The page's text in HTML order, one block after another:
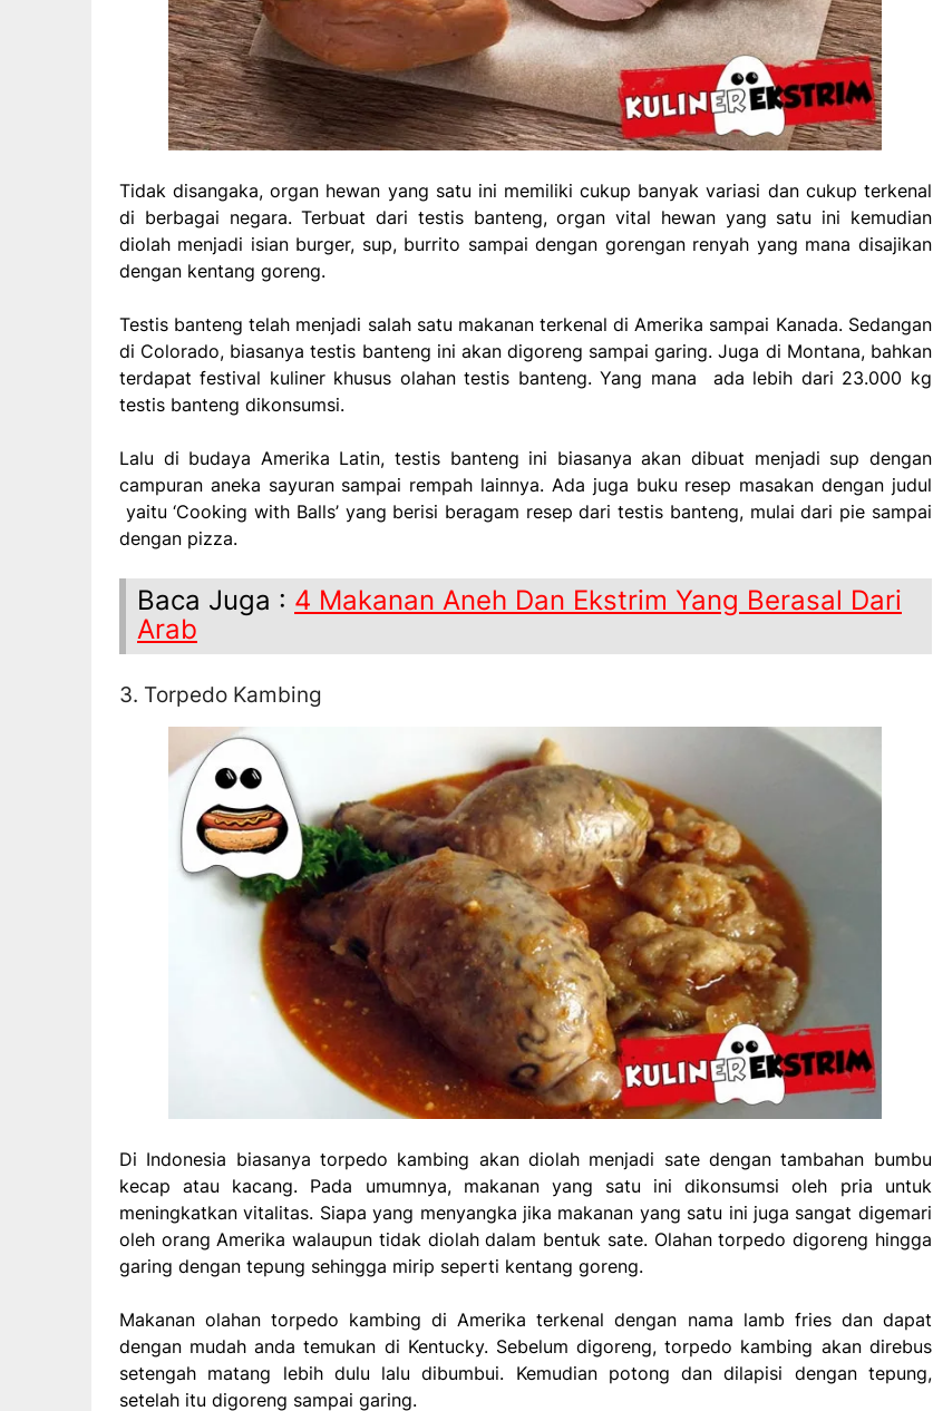
Tidak disangaka, organ hewan yang satu ini memiliki cukup banyak variasi dan cukup terkenal
di berbagai negara. Terbuat dari testis banteng, organ vital hewan yang satu ini kemudian
diolah menjadi isian burger, sup, burrito sampai dengan gorengan renyah yang mana disajikan
dengan kentang goreng.
Testis banteng telah menjadi salah satu makanan terkenal di Amerika sampai Kanada. Sedangan
di Colorado, biasanya testis banteng ini akan digoreng sampai garing. Juga di Montana, bahkan
terdapat festival kuliner khusus olahan testis banteng. Yang mana ada lebih dari 23.000 kg
testis banteng dikonsumsi.
Lalu di budaya Amerika Latin, testis banteng ini biasanya akan dibuat menjadi sup dengan
campuran aneka sayuran sampai rempah lainnya. Ada juga buku resep masakan dengan judul
yaitu ‘Cooking with Balls’ yang berisi beragam resep dari testis banteng, mulai dari pie sampai
dengan pizza.
Baca Juga : 4 Makanan Aneh Dan Ekstrim Yang Berasal Dari
Arab
3. Torpedo Kambing
Di Indonesia biasanya torpedo kambing akan diolah menjadi sate dengan tambahan bumbu
kecap atau kacang. Pada umumnya, makanan yang satu ini dikonsumsi oleh pria untuk
meningkatkan vitalitas. Siapa yang menyangka jika makanan yang satu ini juga sangat digemari
oleh orang Amerika walaupun tidak diolah dalam bentuk sate. Olahan torpedo digoreng hingga
garing dengan tepung sehingga mirip seperti kentang goreng.
Makanan olahan torpedo kambing di Amerika terkenal dengan nama lamb fries dan dapat
dengan mudah anda temukan di Kentucky. Sebelum digoreng, torpedo kambing akan direbus
setengah matang lebih dulu lalu dibumbui. Kemudian potong dan dilapisi dengan tepung,
setelah itu digoreng sampai garing.